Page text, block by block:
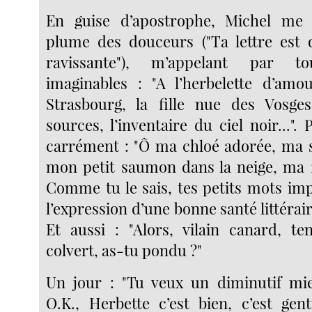
En guise d’apostrophe, Michel
plume des douceurs ("Ta lettre est
ravissante"), m’appelant par
imaginables : "A l’herbelette
Strasbourg, la fille nue des
sources, l’inventaire du ciel noir...".
carrément : "Ô ma chloé adorée, ma
mon petit saumon dans la neige,
Comme tu le sais, tes petits mots
l’expression d’une bonne santé
Et aussi : "Alors, vilain canard,
colvert, as-tu pondu ?"
Un jour : "Tu veux un diminutif
O.K., Herbette c’est bien, c’est